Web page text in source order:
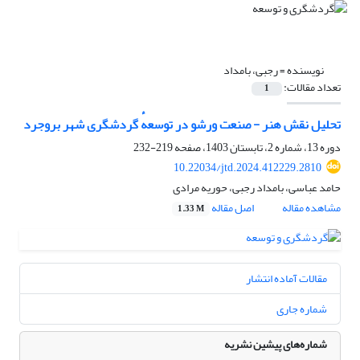
نویسنده =رجبی، بامداد
تعداد مقالات: 1
تحلیل نقش هنر - صنعت ورشو در توسعهٔ گردشگری شهر بروجرد
دوره 13، شماره 2، تابستان 1403، صفحه
219-232
10.22034/jtd.2024.412229.2810
حامد عباسی، بامداد رجبی، حوریه مرادی
مشاهده مقاله
اصل مقاله 1.33 M
مقالات آماده انتشار
شماره جاری
شماره‌های پیشین نشریه